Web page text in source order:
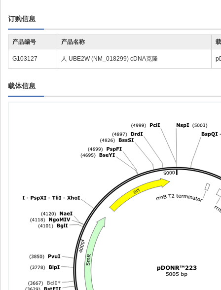
订购信息
产品编号 产品名称
G103127 人 UBE2W (NM_018299) cDNA克隆
载体信息